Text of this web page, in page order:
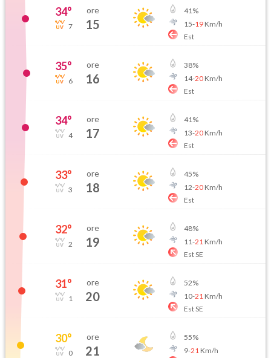
34°
7
ore
15
41%
15-19Km/h
Est
35°
6
ore
16
38%
14-20Km/h
Est
34°
4
ore
17
41%
13-20Km/h
Est
33°
3
ore
18
45%
12-20Km/h
Est
32°
2
ore
19
48%
11-21 Km/h
Est SE
31°
1
ore
20
52%
10-21 Km/h
Est SE
30°
0
ore
21
55%
9-21 Km/h